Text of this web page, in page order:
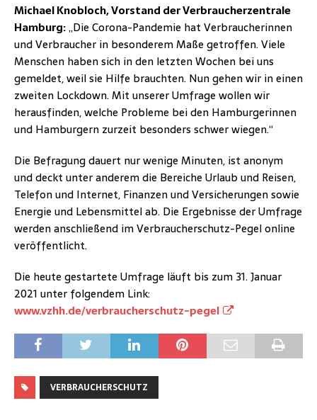
Michael Knobloch, Vorstand der Verbraucherzentrale
Hamburg:„Die Corona-Pandemie hat Verbraucherinnen
und Verbraucher in besonderem Maße getroffen. Viele
Menschen haben sich in den letzten Wochen bei uns
gemeldet, weil sie Hilfe brauchten. Nun gehen wir in einen
zweiten Lockdown. Mit unserer Umfrage wollen wir
herausfinden, welche Probleme bei den Hamburgerinnen
und Hamburgern zurzeit besonders schwer wiegen.“
Die Befragung dauert nur wenige Minuten, ist anonym
und deckt unter anderem die Bereiche Urlaub und Reisen,
Telefon und Internet, Finanzen und Versicherungen sowie
Energie und Lebensmittel ab. Die Ergebnisse der Umfrage
werden anschließend im Verbraucherschutz-Pegel online
veröffentlicht.
Die heute gestartete Umfrage läuft bis zum 31. Januar
2021 unter folgendem Link:
www.vzhh.de/verbraucherschutz-pegel
VERBRAUCHERSCHUTZ